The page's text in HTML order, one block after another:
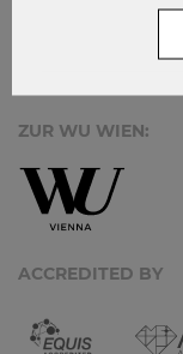
ZUR WU WIEN:
ACCREDITED BY